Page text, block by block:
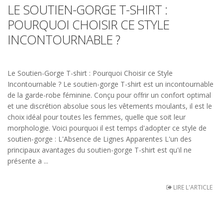
LE SOUTIEN-GORGE T-SHIRT :
POURQUOI CHOISIR CE STYLE
INCONTOURNABLE ?
Le Soutien-Gorge T-shirt : Pourquoi Choisir ce Style
Incontournable ? Le soutien-gorge T-shirt est un incontournable
de la garde-robe féminine. Conçu pour offrir un confort optimal
et une discrétion absolue sous les vêtements moulants, il est le
choix idéal pour toutes les femmes, quelle que soit leur
morphologie. Voici pourquoi il est temps d'adopter ce style de
soutien-gorge : L'Absence de Lignes Apparentes L'un des
principaux avantages du soutien-gorge T-shirt est qu'il ne
présente a ...
LIRE L'ARTICLE